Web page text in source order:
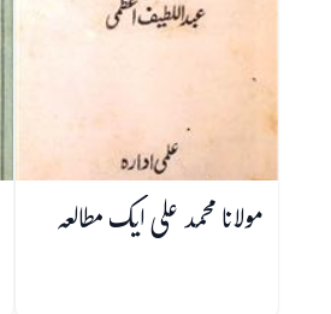
مولانا محمد علی ایک مطالعہ